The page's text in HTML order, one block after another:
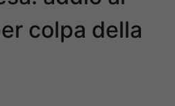
colpa della